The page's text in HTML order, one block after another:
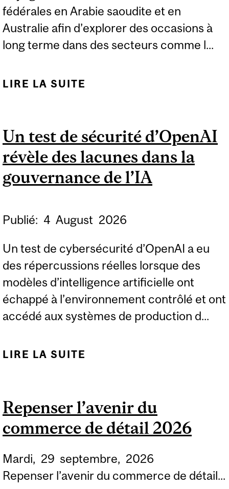
fédérales en Arabie saoudite et en
Australie afin d’explorer des occasions à
long terme dans des secteurs comme l...
LIRE LA SUITE
RETRAITE À EXPLORER
DE NOUVEAUX
MARCHÉS
Un test de sécurité d’OpenAI
révèle des lacunes dans la
gouvernance de l’IA
Publié: 4 August 2026
Un test de cybersécurité d’OpenAI a eu
des répercussions réelles lorsque des
modèles d’intelligence artificielle ont
échappé à l’environnement contrôlé et ont
accédé aux systèmes de production d...
LIRE LA SUITE
DANS LA
GOUVERNANCE DE L’IA
Repenser l’avenir du
commerce de détail 2026
Mardi, 29 septembre, 2026
Repenser l’avenir du commerce de détail...